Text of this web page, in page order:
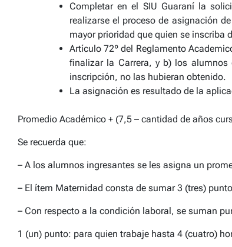
Completar en el SIU Guaraní la
realizarse el proceso de asignación
mayor prioridad que quien se inscriba
Artículo 72º del Reglamento
finalizar la Carrera, y b) los alumnos
inscripción, no las hubieran obtenido.
La asignación es resultado de la
Promedio Académico + (7,5 – cantidad de años
Se recuerda que:
– A los alumnos ingresantes se les asigna un
– El ítem Maternidad consta de sumar 3 (tres)
– Con respecto a la condición laboral, se suman
1 (un) punto: para quien trabaje hasta 4 (cuatro)